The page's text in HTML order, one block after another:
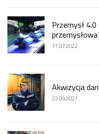
Przemysł
11.07.2022
Akwizycja
23.09.2021